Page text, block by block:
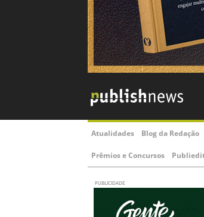
Atualidades Blog da Redação
Prêmios e Concursos
PUBLICIDADE